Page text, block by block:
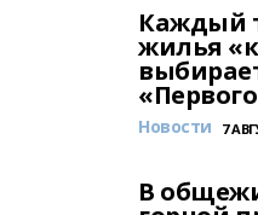
Каждый
жилья
Новости 7
В